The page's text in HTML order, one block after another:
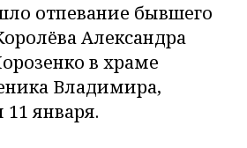
отпевание бывшего
Александра
в храме
Владимира,
11 января.